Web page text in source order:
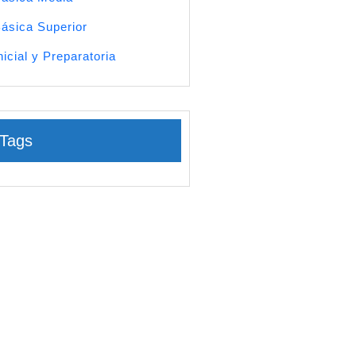
Superior
y Preparatoria
Tags